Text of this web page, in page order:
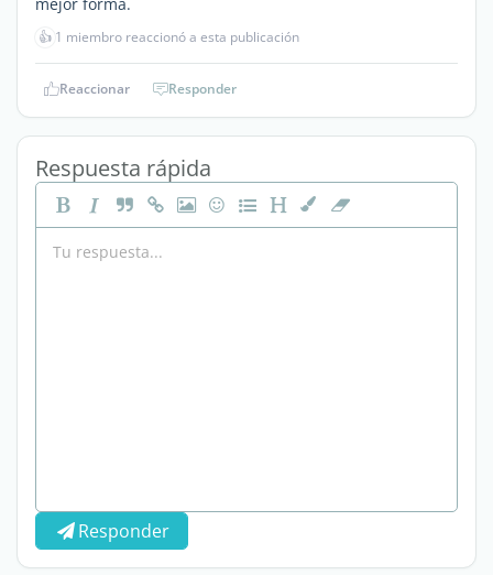
👍 1 miembro reaccionó a esta publicación
Reaccionar Responder
Respuesta rápida
Responder